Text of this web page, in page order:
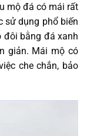
mộ đá có mái rất
sử dụng phổ biến
đôi bằng đá xanh
giản. Mái mộ có
che chắn, bảo